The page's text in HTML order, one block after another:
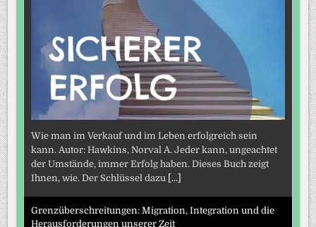
Wie man im Verkauf und im Leben erfolgreich sein
kann. Autor: Hawkins, Norval A. Jeder kann, ungeachtet
der Umstände, immer Erfolg haben. Dieses Buch zeigt
Ihnen, wie. Der Schlüssel dazu
[...]
Grenzüberschreitungen: Migration, Integration und die
Herausforderungen unserer Zeit